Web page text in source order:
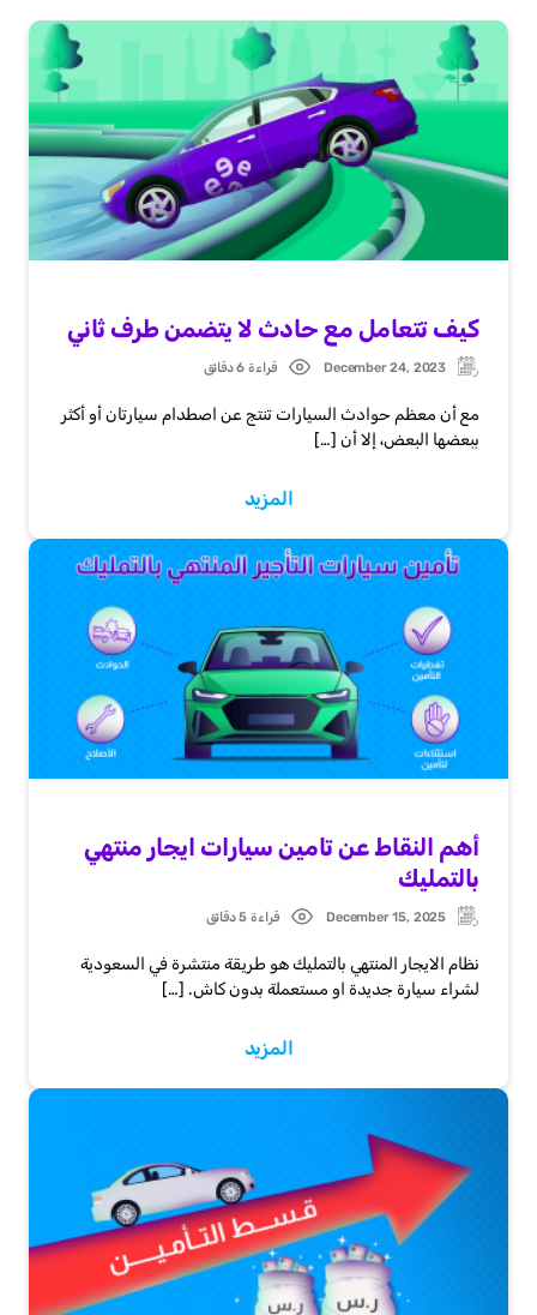
كيف تتعامل مع حادث لا يتضمن طرف ثاني
Updated:
December 24, 2023
Postقراءة 6 دقائق
مع أن معظم حوادث السيارات تنتج عن اصطدام سيارتان أو أكثر
ببعضها البعض، إلا أن […]
المزيد
أهم النقاط عن تامين سيارات ايجار منتهي
بالتمليك
Updated:
December 15, 2025
Postقراءة 5 دقائق
نظام الايجار المنتهي بالتمليك هو طريقة منتشرة في السعودية
لشراء سيارة جديدة او مستعملة بدون كاش. […]
المزيد